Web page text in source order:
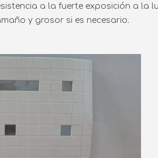
a la fuerte exposición a la
y grosor si es necesario.